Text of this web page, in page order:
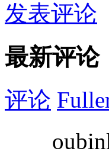
发表评论
最新评论
评论